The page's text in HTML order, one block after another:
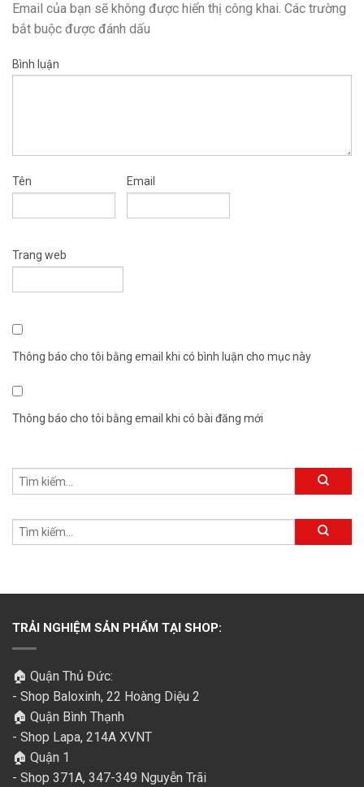
Email của bạn sẽ không được hiển thị công khai. Các trường
bắt buộc được đánh dấu
Bình luận
Tên Email
Trang web
Thông báo cho tôi bằng email khi có bình luận cho mục này
Thông báo cho tôi bằng email khi có bài đăng mới
TRẢI NGHIỆM SẢN PHẨM TẠI SHOP:
🏠 Quận Thủ Đức:
- Shop Baloxinh, 22 Hoàng Diệu 2
🏠 Quận Bình Thạnh
- Shop Lapa, 214A XVNT
🏠 Quận 1
- Shop 371A, 347-349 Nguyễn Trãi